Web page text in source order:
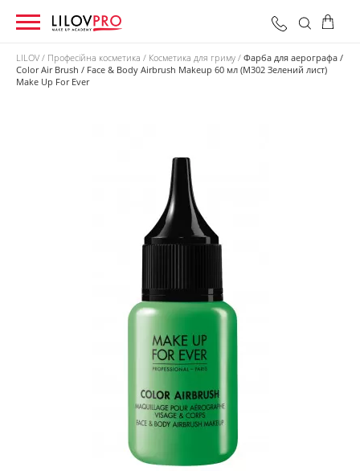
LILOV Професійна косметика Косметика для гриму
Фарба для аерографа /
Color Air Brush / Face & Body Airbrush Makeup 60 мл (M302 Зелений лист)
Make Up For Ever